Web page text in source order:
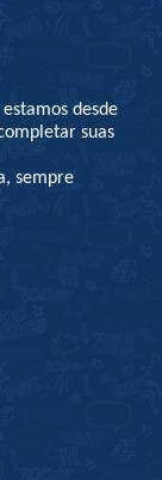
desde
suas
sempre